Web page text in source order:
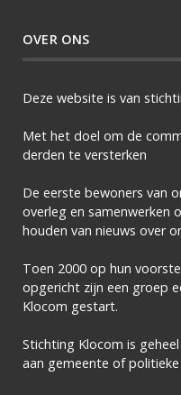
OVER ONS
Deze website is van
Met het doel om de
derden te versterken
De eerste bewoners van
overleg en samenwerken
houden van nieuws over
Toen 2000 op hun
opgericht zijn een groep
Klocom gestart.
Stichting Klocom is
aan gemeente of